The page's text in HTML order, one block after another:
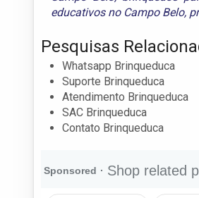
educativos no Campo Belo,
Pesquisas
Whatsapp Brinqueduca
Suporte Brinqueduca
Atendimento Brinqueduca
SAC Brinqueduca
Contato Brinqueduca